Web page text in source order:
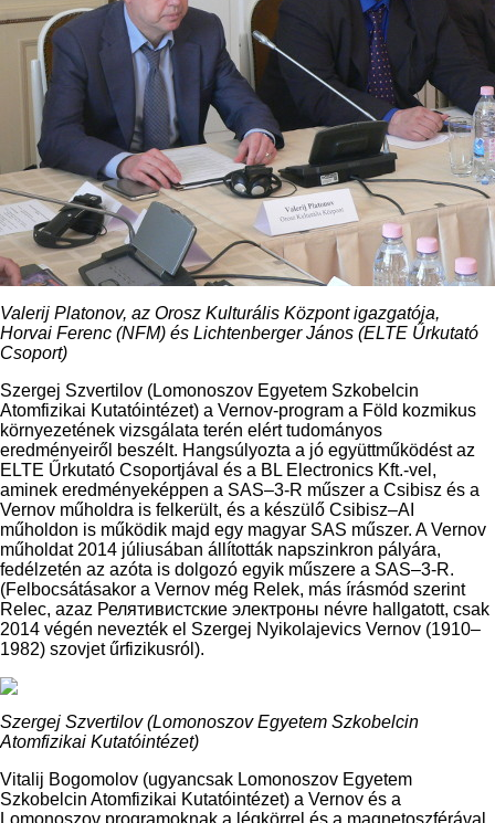
Valerij Platonov, az Orosz Kulturális Központ igazgatója,
Horvai Ferenc (NFM) és Lichtenberger János (ELTE Űrkutató
Csoport)
Szergej Szvertilov (Lomonoszov Egyetem Szkobelcin
Atomfizikai Kutatóintézet) a Vernov-program a Föld kozmikus
környezetének vizsgálata terén elért tudományos
eredményeiről beszélt. Hangsúlyozta a jó együttműködést az
ELTE Űrkutató Csoportjával és a BL Electronics Kft.-vel,
aminek eredményeképpen a SAS–3-R műszer a Csibisz és a
Vernov műholdra is felkerült, és a készülő Csibisz–AI
műholdon is működik majd egy magyar SAS műszer. A Vernov
műholdat 2014 júliusában állították napszinkron pályára,
fedélzetén az azóta is dolgozó egyik műszere a SAS–3-R.
(Felbocsátásakor a Vernov még Relek, más írásmód szerint
Relec, azaz Релятивистские электроны névre hallgatott, csak
2014 végén nevezték el Szergej Nyikolajevics Vernov (1910–
1982) szovjet űrfizikusról).
Szergej Szvertilov (Lomonoszov Egyetem Szkobelcin
Atomfizikai Kutatóintézet)
Vitalij Bogomolov (ugyancsak Lomonoszov Egyetem
Szkobelcin Atomfizikai Kutatóintézet) a Vernov és a
Lomonoszov programoknak a légkörrel és a magnetoszférával